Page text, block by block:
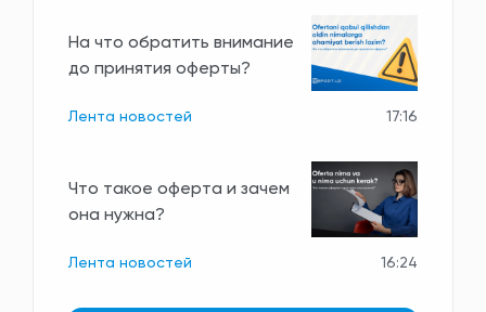
На что обратить внимание
до принятия оферты?
Лента новостей 17:16
Что такое оферта и зачем
она нужна?
Лента новостей 16:24